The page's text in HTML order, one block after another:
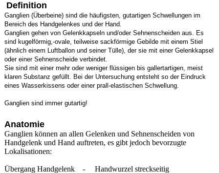
Definition
Ganglien (Überbeine) sind die häufigsten, gutartigen Schwellungen im
Bereich des Handgelenkes und der Hand.
Ganglien gehen von Gelenkkapseln und/oder Sehnenscheiden aus. Es
sind kugelförmig,-ovale, teilweise sackförmige Gebilde mit einem Stiel
(ähnlich einem Luftballon und seiner Tülle), der sie mit einer Gelenkkapsel
oder einer Sehnenscheide verbindet.
Sie sind mit einer mehr oder weniger flüssigen bis gallertartigen, meist
klaren Substanz gefüllt. Bei der Untersuchung entsteht so der Eindruck
eines Wasserkissens oder einer prall-elastischen Schwellung.
Ganglien sind immer gutartig!
Anatomie
Ganglien können an allen Gelenken und Sehnenscheiden von
Handgelenk und Hand auftreten, es gibt jedoch bevorzugte
Lokalisationen:
Übergang Handgelenk - Handwurzel streckseitig